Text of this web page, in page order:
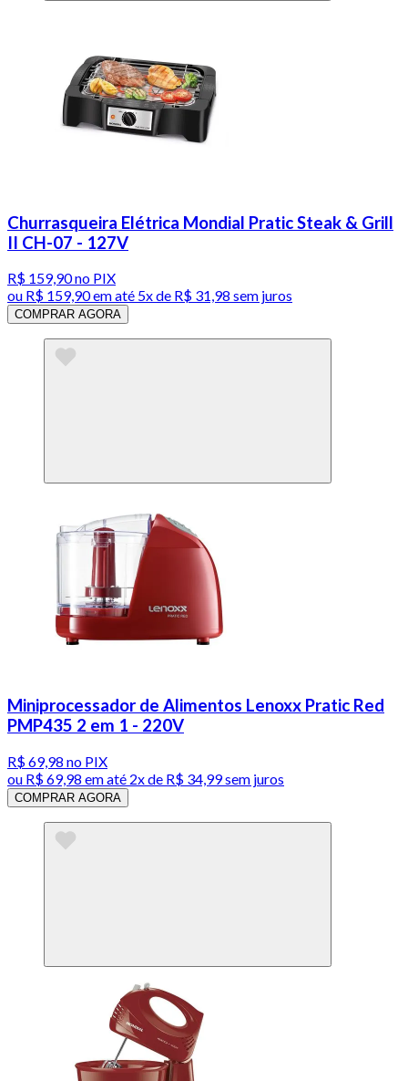
Churrasqueira Elétrica Mondial Pratic Steak & Grill
II CH-07 - 127V
R$ 159,90no PIX
ou R$ 159,90em até 5x de R$ 31,98 sem juros
COMPRAR AGORA
Miniprocessador de Alimentos Lenoxx Pratic Red
PMP435 2 em 1 - 220V
R$ 69,98 no PIX
ou R$ 69,98 em até 2x de R$ 34,99 sem juros
COMPRAR AGORA